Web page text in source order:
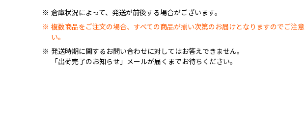
倉庫状況によって、発送が前後する場合がございます。
複数商品をご注文の場合、すべての商品が揃い次第のお届けとなりますのでご注意
い。
発送時期に関するお問い合わせに対してはお答えできません。
「出荷完了のお知らせ」メールが届くまでお待ちください。